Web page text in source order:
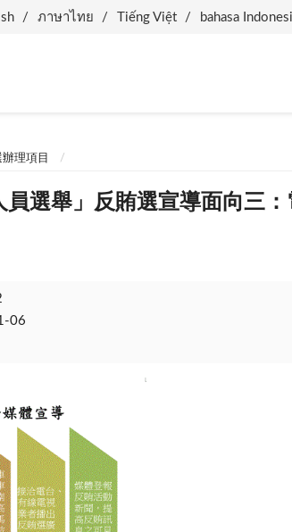
ภาษาไทย Tiếng Việt bahasa
理項目
員選舉」反賄選宣導面向三
06